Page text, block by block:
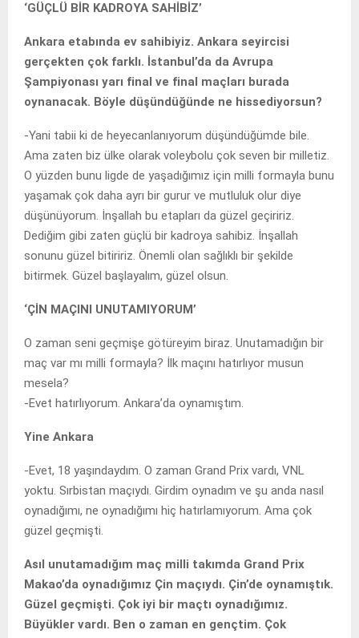
‘GÜÇLÜ BİR KADROYA SAHİBİZ’
Ankara etabında ev sahibiyiz. Ankara seyircisi
gerçekten çok farklı. İstanbul’da da Avrupa
Şampiyonası yarı final ve final maçları burada
oynanacak. Böyle düşündüğünde ne hissediyorsun?
-Yani tabii ki de heyecanlanıyorum düşündüğümde bile.
Ama zaten biz ülke olarak voleybolu çok seven bir milletiz.
O yüzden bunu ligde de yaşadığımız için milli formayla bunu
yaşamak çok daha ayrı bir gurur ve mutluluk olur diye
düşünüyorum. İnşallah bu etapları da güzel geçiririz.
Dediğim gibi zaten güçlü bir kadroya sahibiz. İnşallah
sonunu güzel bitiririz. Önemli olan sağlıklı bir şekilde
bitirmek. Güzel başlayalım, güzel olsun.
‘ÇİN MAÇINI UNUTAMIYORUM’
O zaman seni geçmişe götüreyim biraz. Unutamadığın bir
maç var mı milli formayla? İlk maçını hatırlıyor musun
mesela?
-Evet hatırlıyorum. Ankara’da oynamıştım.
Yine Ankara
-Evet, 18 yaşındaydım. O zaman Grand Prix vardı, VNL
yoktu. Sırbistan maçıydı. Girdim oynadım ve şu anda nasıl
oynadığımı, ne oynadığımı hiç hatırlamıyorum. Ama çok
güzel geçmişti.
Asıl unutamadığım maç milli takımda Grand Prix
Makao’da oynadığımız Çin maçıydı. Çin’de oynamıştık.
Güzel geçmişti. Çok iyi bir maçtı oynadığımız.
Büyükler vardı. Ben o zaman en gençtim. Çok